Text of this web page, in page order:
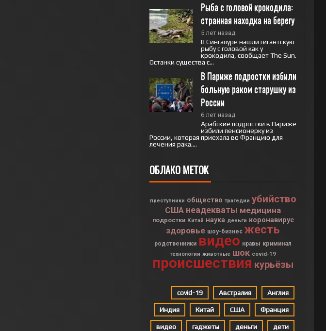
Рыба с головой крокодила:
странная находка на берегу
5 лет назад
В Сингапуре нашли гигантскую
рыбу с головой как у
крокодила, сообщает The Sun.
Останки существа с...
В Париже подростки избили
больную раком старушку из
России
6 лет назад
Арабские подростки в Париже
избили пенсионерку из
России, которая приехала во Францию для
лечения рака....
ОБЛАКО МЕТОК
преступники общество трагедии убийство
США неадекваты медицина
подростки Китай наука деньги коронавирус
здоровье шоу-бизнес жесть
родственники видео нравы криминал
технологии животные шок covid-19
происшествия курьёзы
covid-19 Австралия Англия
Индия Китай США Франция
видео гаджеты деньги дети